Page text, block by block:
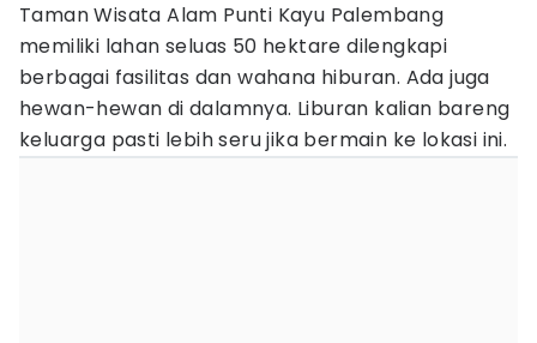
Taman Wisata Alam Punti Kayu Palembang
memiliki lahan seluas 50 hektare dilengkapi
berbagai fasilitas dan wahana hiburan. Ada juga
hewan-hewan di dalamnya. Liburan kalian bareng
keluarga pasti lebih seru jika bermain ke lokasi ini.